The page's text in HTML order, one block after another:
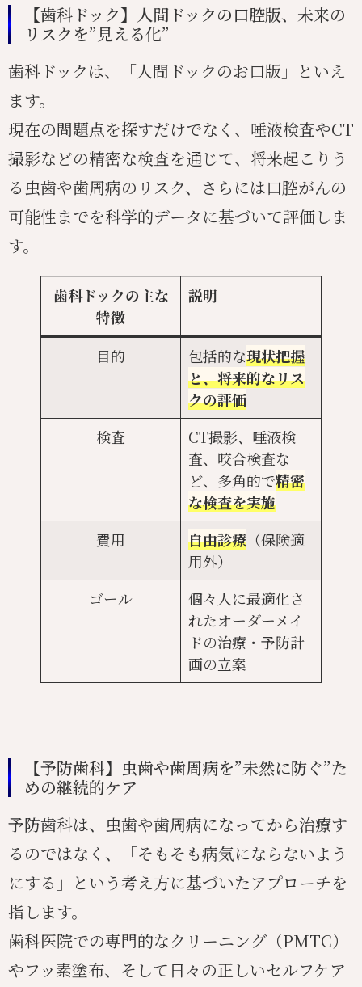
【歯科ドック】人間ドックの口腔版、未来の
リスクを”見える化”
歯科ドックは、「人間ドックのお口版」といえ
ます。
現在の問題点を探すだけでなく、唾液検査やCT
撮影などの精密な検査を通じて、将来起こりう
る虫歯や歯周病のリスク、さらには口腔がんの
可能性までを科学的データに基づいて評価しま
す。
歯科ドックの主な
特徴
説明
目的 包括的な現状把握
と、将来的なリス
クの評価
検査
CT撮影、唾液検
査、咬合検査な
ど、多角的で精密
な検査を実施
費用
自由診療 （保険適
用外）
ゴール
個々人に最適化さ
れたオーダーメイ
ドの治療・予防計
画の立案
【予防歯科】虫歯や歯周病を”未然に防ぐ”た
めの継続的ケア
予防歯科は、虫歯や歯周病になってから治療す
るのではなく、「そもそも病気にならないよう
にする」という考え方に基づいたアプローチを
指します。
歯科医院での専門的なクリーニング（PMTC）
やフッ素塗布、そして日々の正しいセルフケア